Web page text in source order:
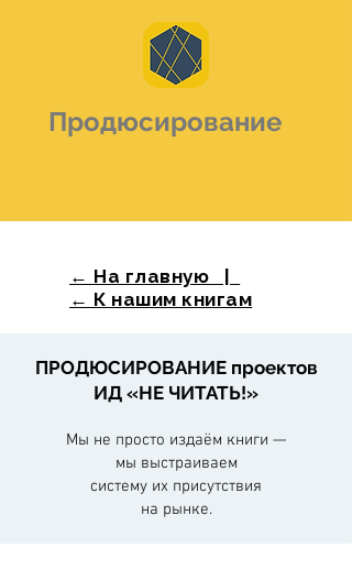
Продюсирование
← На главную |
← К нашим книгам
ПРОДЮСИРОВАНИЕ проектов
ИД «НЕ ЧИТАТЬ!»
Мы не просто издаём книги —
мы выстраиваем
систему их присутствия
на рынке.